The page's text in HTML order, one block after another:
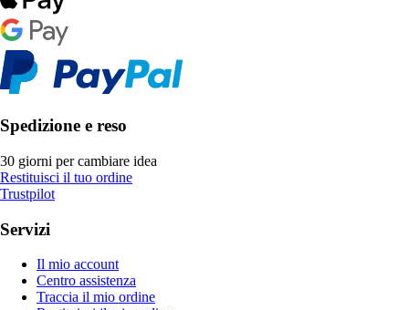
Spedizione e reso
30 giorni per cambiare idea
Restituisci il tuo ordine
Trustpilot
Servizi
Il mio account
Centro assistenza
Traccia il mio ordine